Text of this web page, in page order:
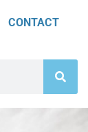
CONTACT